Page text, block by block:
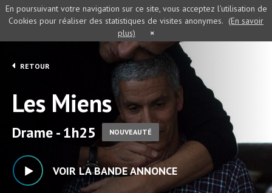
RETOUR
Les Miens
Drame - 1h25 NOUVEAUTÉ
VOIR LA BANDE ANNONCE
En poursuivant votre navigation sur ce site, vous acceptez l’utilisation de
Cookies pour réaliser des statistiques de visites anonymes. (En savoir
plus)
×